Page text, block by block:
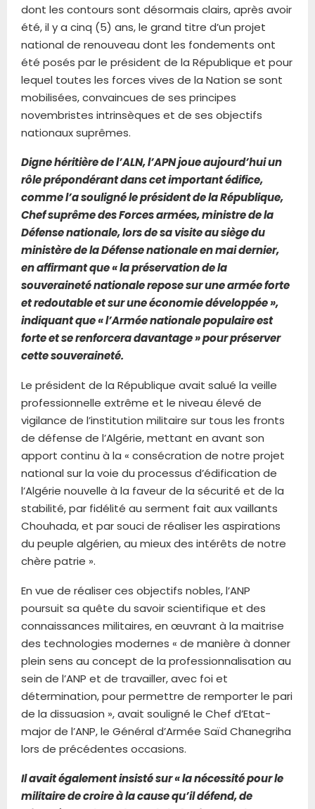
dont les contours sont désormais clairs, après avoir
été, il y a cinq (5) ans, le grand titre d’un projet
national de renouveau dont les fondements ont
été posés par le président de la République et pour
lequel toutes les forces vives de la Nation se sont
mobilisées, convaincues de ses principes
novembristes intrinsèques et de ses objectifs
nationaux suprêmes.
Digne héritière de l’ALN, l’APN joue aujourd’hui un
rôle prépondérant dans cet important édifice,
comme l’a souligné le président de la République,
Chef suprême des Forces armées, ministre de la
Défense nationale, lors de sa visite au siège du
ministère de la Défense nationale en mai dernier,
en affirmant que « la préservation de la
souveraineté nationale repose sur une armée forte
et redoutable et sur une économie développée »,
indiquant que « l’Armée nationale populaire est
forte et se renforcera davantage » pour préserver
cette souveraineté.
Le président de la République avait salué la veille
professionnelle extrême et le niveau élevé de
vigilance de l’institution militaire sur tous les fronts
de défense de l’Algérie, mettant en avant son
apport continu à la « consécration de notre projet
national sur la voie du processus d’édification de
l’Algérie nouvelle à la faveur de la sécurité et de la
stabilité, par fidélité au serment fait aux vaillants
Chouhada, et par souci de réaliser les aspirations
du peuple algérien, au mieux des intérêts de notre
chère patrie ».
En vue de réaliser ces objectifs nobles, l’ANP
poursuit sa quête du savoir scientifique et des
connaissances militaires, en œuvrant à la maitrise
des technologies modernes « de manière à donner
plein sens au concept de la professionnalisation au
sein de l’ANP et de travailler, avec foi et
détermination, pour permettre de remporter le pari
de la dissuasion », avait souligné le Chef d’Etat-
major de l’ANP, le Général d’Armée Saïd Chanegriha
lors de précédentes occasions.
Il avait également insisté sur « la nécessité pour le
militaire de croire à la cause qu’il défend, de